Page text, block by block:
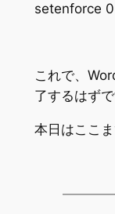
setenforce 0
これで、
了するはずで
本日はここま